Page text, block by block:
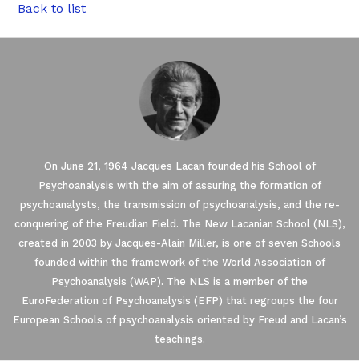
Back to list
On June 21, 1964 Jacques Lacan founded his School of
Psychoanalysis with the aim of assuring the formation of
psychoanalysts, the transmission of psychoanalysis, and the re-
conquering of the Freudian Field. The New Lacanian School (NLS),
created in 2003 by Jacques-Alain Miller, is one of seven Schools
founded within the framework of the World Association of
Psychoanalysis (WAP). The NLS is a member of the
EuroFederation of Psychoanalysis (EFP) that regroups the four
European Schools of psychoanalysis oriented by Freud and Lacan’s
teachings.